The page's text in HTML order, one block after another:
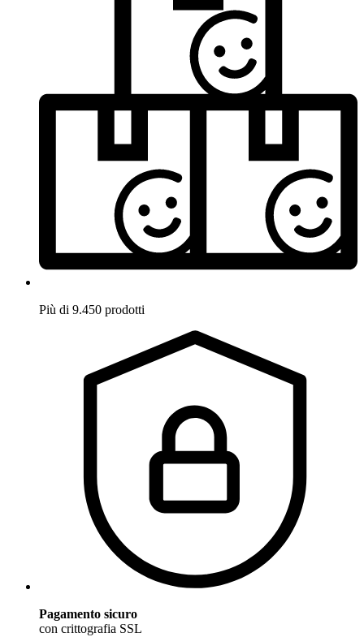
Più di 9.450 prodotti
Pagamento sicuro
con crittografia SSL